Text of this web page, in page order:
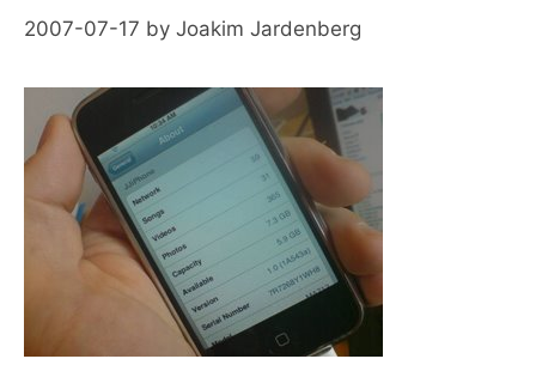
2007-07-17 by Joakim Jardenberg